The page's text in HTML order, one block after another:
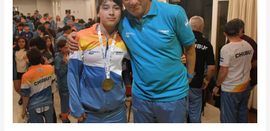
Nacionales
Evita
llegan
a
su
fin
y
Chubut
da
pelea